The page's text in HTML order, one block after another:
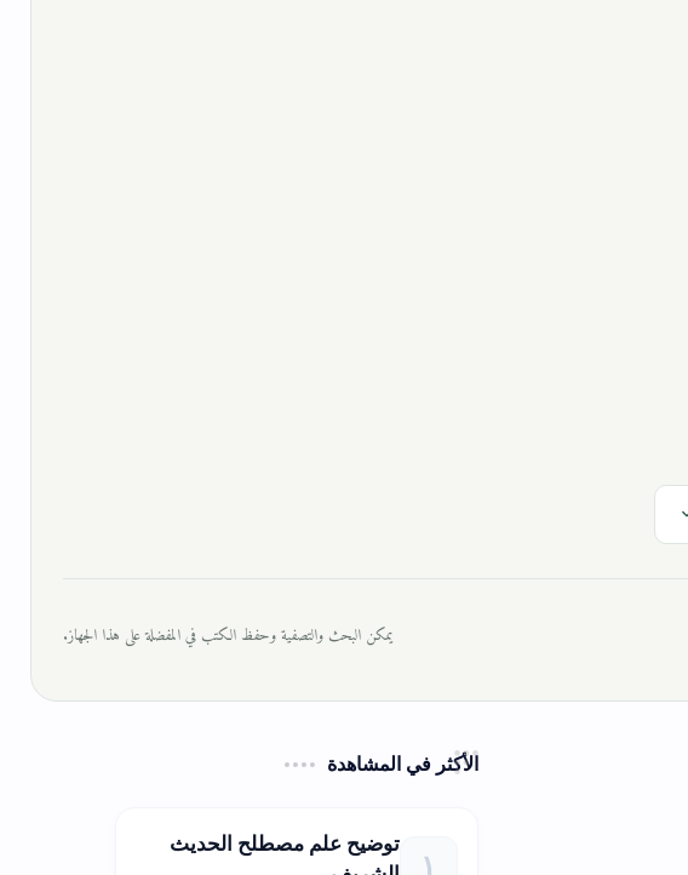
يمكن البحث والتصفية وحفظ الكتب في المفضلة على هذا الجهاز.
الأكثر في المشاهدة
توضيح علم مصطلح الحديث